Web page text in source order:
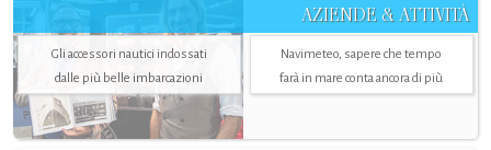
AZIENDE & ATTIVITÀ
Gli accessori nautici indossati
dalle più belle imbarcazioni
Navimeteo, sapere che tempo
farà in mare conta ancora di più